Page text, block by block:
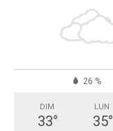
26 %
DIM
33°
LUN
35°